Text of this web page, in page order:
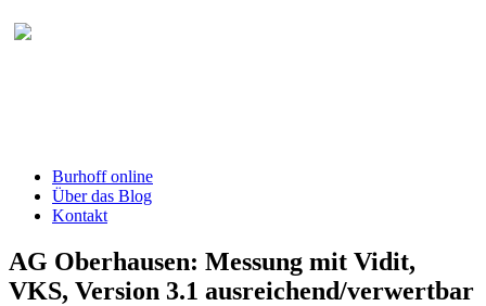
Burhoff online
Über das Blog
Kontakt
AG Oberhausen: Messung mit Vidit,
VKS, Version 3.1 ausreichend/verwertbar